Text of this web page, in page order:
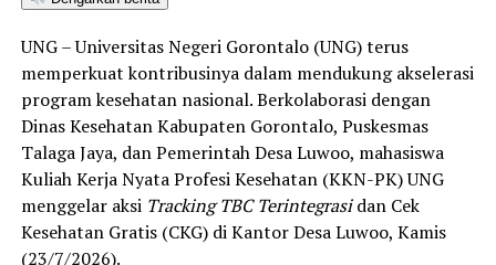
UNG – Universitas Negeri Gorontalo (UNG) terus
memperkuat kontribusinya dalam mendukung akselerasi
program kesehatan nasional. Berkolaborasi dengan
Dinas Kesehatan Kabupaten Gorontalo, Puskesmas
Talaga Jaya, dan Pemerintah Desa Luwoo, mahasiswa
Kuliah Kerja Nyata Profesi Kesehatan (KKN-PK) UNG
menggelar aksi Tracking TBC Terintegrasidan Cek
Kesehatan Gratis (CKG) di Kantor Desa Luwoo, Kamis
(23/7/2026).